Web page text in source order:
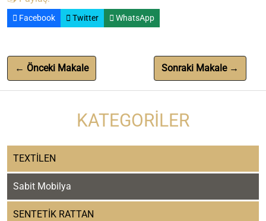
Facebook Twitter WhatsApp
← Önceki Makale Sonraki Makale →
KATEGORILER
TEXTİLEN
Sabit Mobilya
SENTETİK RATTAN